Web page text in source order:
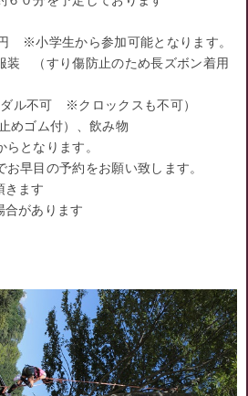
※小学生から参加可能となります。
（すり傷防止のため長ズボン着用
不可 ※クロックスも不可）
めゴム付）、飲み物
からとなります。
早目の予約をお願い致します。
きます
があります